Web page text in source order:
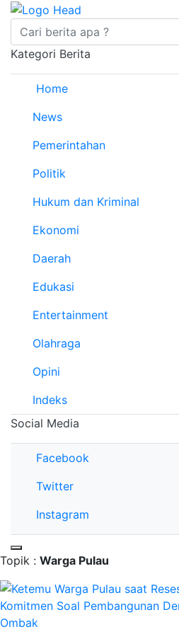
Kategori Berita
Home
News
Pemerintahan
Politik
Hukum dan Kriminal
Ekonomi
Daerah
Edukasi
Entertainment
Olahraga
Opini
Indeks
Social Media
Facebook
Twitter
Instagram
Topik : Warga Pulau